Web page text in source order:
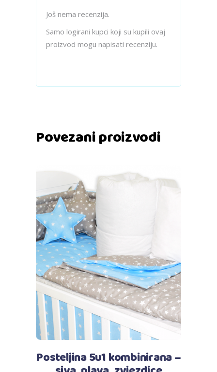
Još nema recenzija.
Samo logirani kupci koji su kupili ovaj
proizvod mogu napisati recenziju.
Povezani proizvodi
Dodaj u košaricu
Posteljina 5u1 kombinirana –